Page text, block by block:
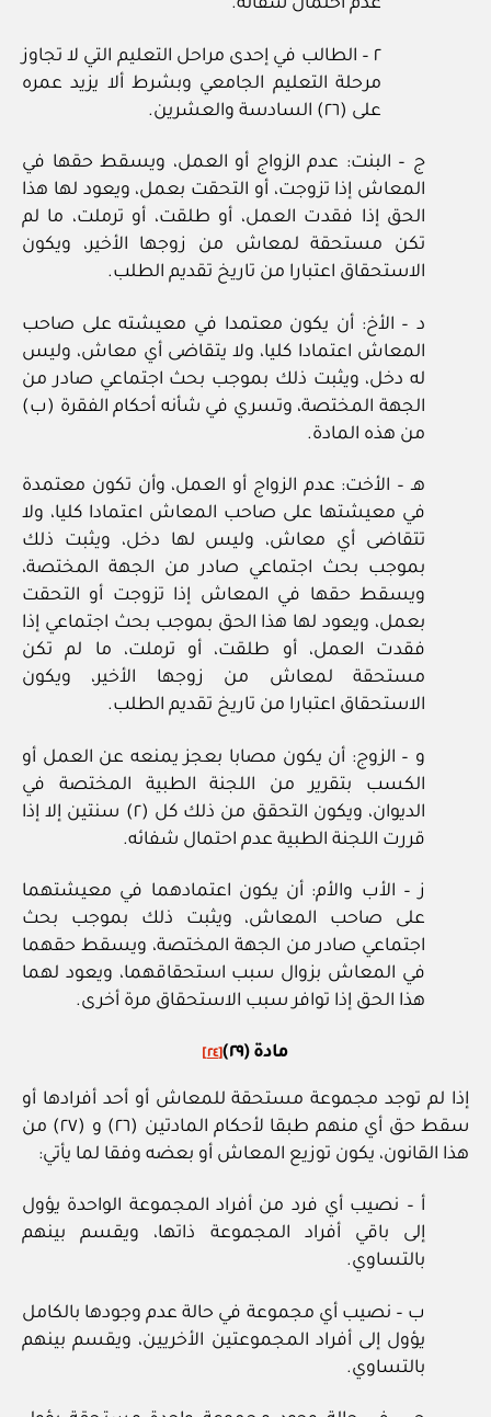
عدم احتمال شفائه.
٢ – الطالب في إحدى مراحل التعليم التي لا تجاوز
مرحلة التعليم الجامعي وبشرط ألا يزيد عمره
على (٢٦) السادسة والعشرين.
ج – البنت: عدم الزواج أو العمل، ويسقط حقها في
المعاش إذا تزوجت، أو التحقت بعمل، ويعود لها هذا
الحق إذا فقدت العمل، أو طلقت، أو ترملت، ما لم
تكن مستحقة لمعاش من زوجها الأخير، ويكون
الاستحقاق اعتبارا من تاريخ تقديم الطلب.
د – الأخ: أن يكون معتمدا في معيشته على صاحب
المعاش اعتمادا كليا، ولا يتقاضى أي معاش، وليس
له دخل، ويثبت ذلك بموجب بحث اجتماعي صادر من
الجهة المختصة، وتسري في شأنه أحكام الفقرة (ب)
من هذه المادة.
هـ – الأخت: عدم الزواج أو العمل، وأن تكون معتمدة
في معيشتها على صاحب المعاش اعتمادا كليا، ولا
تتقاضى أي معاش، وليس لها دخل، ويثبت ذلك
بموجب بحث اجتماعي صادر من الجهة المختصة،
ويسقط حقها في المعاش إذا تزوجت أو التحقت
بعمل، ويعود لها هذا الحق بموجب بحث اجتماعي إذا
فقدت العمل، أو طلقت، أو ترملت، ما لم تكن
مستحقة لمعاش من زوجها الأخير، ويكون
الاستحقاق اعتبارا من تاريخ تقديم الطلب.
و – الزوج: أن يكون مصابا بعجز يمنعه عن العمل أو
الكسب بتقرير من اللجنة الطبية المختصة في
الديوان، ويكون التحقق من ذلك كل (٢) سنتين إلا إذا
قررت اللجنة الطبية عدم احتمال شفائه.
ز – الأب والأم: أن يكون اعتمادهما في معيشتهما
على صاحب المعاش، ويثبت ذلك بموجب بحث
اجتماعي صادر من الجهة المختصة، ويسقط حقهما
في المعاش بزوال سبب استحقاقهما، ويعود لهما
هذا الحق إذا توافر سبب الاستحقاق مرة أخرى.
مادة (٢٩) [٢٤]
إذا لم توجد مجموعة مستحقة للمعاش أو أحد أفرادها أو
سقط حق أي منهم طبقا لأحكام المادتين (٢٦) و (٢٧) من
هذا القانون، يكون توزيع المعاش أو بعضه وفقا لما يأتي:
أ – نصيب أي فرد من أفراد المجموعة الواحدة يؤول
إلى باقي أفراد المجموعة ذاتها، ويقسم بينهم
بالتساوي.
ب – نصيب أي مجموعة في حالة عدم وجودها بالكامل
يؤول إلى أفراد المجموعتين الأخريين، ويقسم بينهم
بالتساوي.